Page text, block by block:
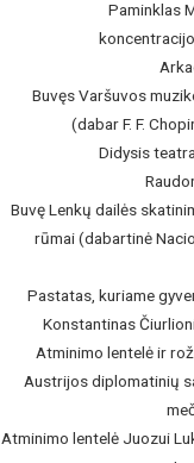
Paminklas
Buvęs Varšuvos
(dabar F. F.
Didysis
Buvę Lenkų dailės
rūmai (dabartinė
Pastatas, kuriame
Konstantinas
Atminimo lentelė ir
Austrijos diplomatinių
Atminimo lentelė Juozui